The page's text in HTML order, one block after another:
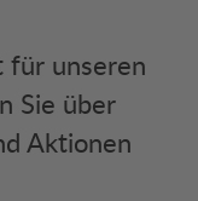
für unseren
Sie über
Aktionen